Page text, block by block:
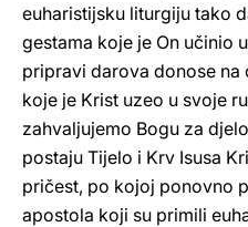
euharistijsku liturgiju tako
gestama koje je On učinio
pripravi darova donose na
koje je Krist uzeo u svoje
zahvaljujemo Bogu za
postaju Tijelo i Krv Isusa
pričest, po kojoj ponovno
apostola koji su primili